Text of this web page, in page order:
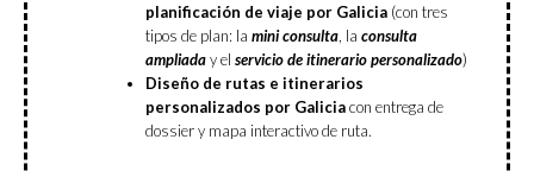
planificación de viaje por Galicia(con tres
tipos de plan: la mini consulta, la consulta
ampliada y el servicio de itinerario personalizado)
Diseño de rutas e itinerarios
personalizados por Galiciacon entrega de
dossier y mapa interactivo de ruta.